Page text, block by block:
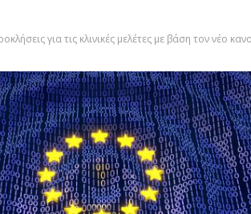
για τις κλινικές μελέτες με βάση τον νέο